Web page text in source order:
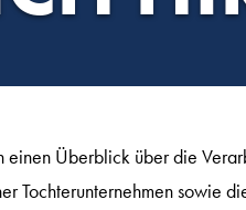
Überblick über die
Tochterunternehmen sowie